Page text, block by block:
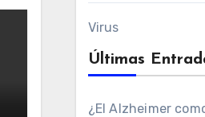
Virus
Últimas
¿El Alzheimer